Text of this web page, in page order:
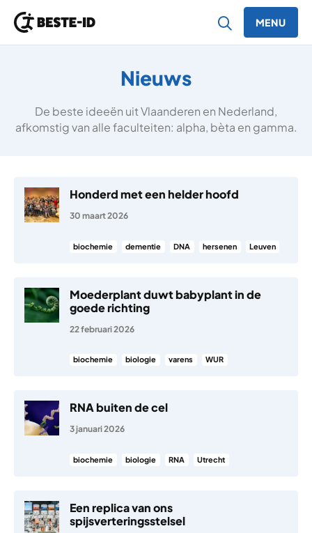
MENU
Nieuws
De beste ideeën uit Vlaanderen en Nederland,
afkomstig van alle faculteiten: alpha, bèta en gamma.
Honderd met een helder hoofd
30 maart 2026
biochemie dementie DNA hersenen Leuven
Moederplant duwt babyplant in de
goede richting
22 februari 2026
biochemie biologie varens WUR
RNA buiten de cel
3 januari 2026
biochemie biologie RNA Utrecht
Een replica van ons
spijsverteringsstelsel